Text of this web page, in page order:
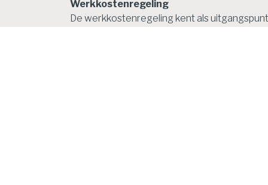
Werkkostenregeling
De werkkostenregeling kent als